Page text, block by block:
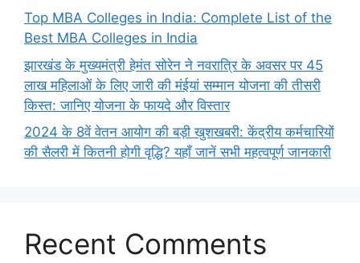
Top MBA Colleges in India: Complete List of the
Best MBA Colleges in India
झारखंड के मुख्यमंत्री हेमंत सोरेन ने नवरात्रि के अवसर पर 45
लाख महिलाओं के लिए जारी की मंईयां सम्मान योजना की तीसरी
किस्त: जानिए योजना के फायदे और विस्तार
2024 के 8वें वेतन आयोग की बड़ी खुशखबरी: केंद्रीय कर्मचारियों
की सैलरी में कितनी होगी वृद्धि? यहाँ जानें सभी महत्वपूर्ण जानकारी
Recent Comments